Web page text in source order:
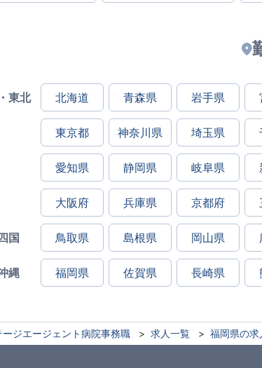
東北 北海道 青森県 岩手県
東京都 神奈川県 埼玉県
愛知県 静岡県 岐阜県
大阪府 兵庫県 京都府
国 鳥取県 島根県 岡山県
縄 福岡県 佐賀県 長崎県
ージエージェント病院事務職 求人一覧 福岡県の求